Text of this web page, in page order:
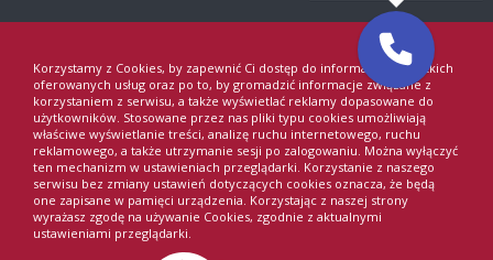
Korzystamy z Cookies, by zapewnić Ci dostęp do informacji i wszystkich
oferowanych usług oraz po to, by gromadzić informacje związane z
korzystaniem z serwisu, a także wyświetlać reklamy dopasowane do
użytkowników. Stosowane przez nas pliki typu cookies umożliwiają
właściwe wyświetlanie treści, analizę ruchu internetowego, ruchu
reklamowego, a także utrzymanie sesji po zalogowaniu. Można wyłączyć
ten mechanizm w ustawieniach przeglądarki. Korzystanie z naszego
serwisu bez zmiany ustawień dotyczących cookies oznacza, że będą
one zapisane w pamięci urządzenia. Korzystając z naszej strony
wyrażasz zgodę na używanie Cookies, zgodnie z aktualnymi
ustawieniami przeglądarki.